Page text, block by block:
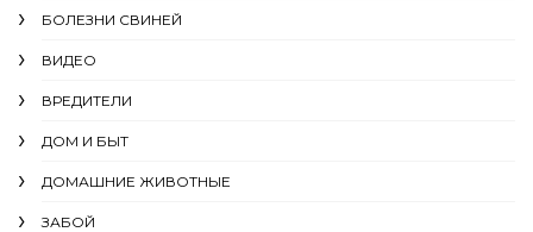
БОЛЕЗНИ СВИНЕЙ
ВИДЕО
ВРЕДИТЕЛИ
ДОМ И БЫТ
ДОМАШНИЕ ЖИВОТНЫЕ
ЗАБОЙ